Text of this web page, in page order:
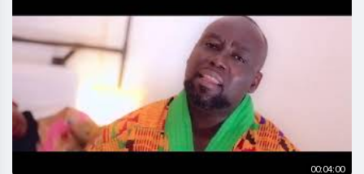
00:04:00